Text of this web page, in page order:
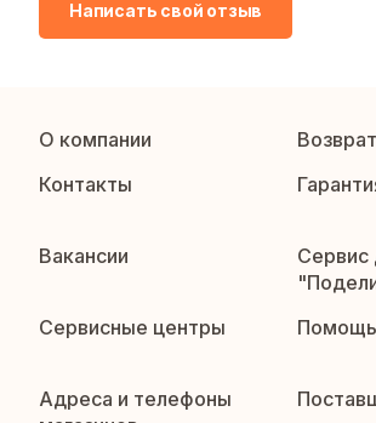
Написать свой отзыв
О компании
Контакты
Вакансии
Сервис
Сервисные центры
Помощь
Адреса и телефоны